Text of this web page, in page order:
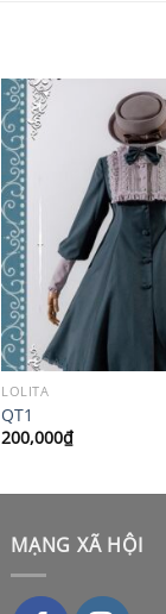
LOLITA
QT1
200,000₫
MẠNG XÃ HỘI